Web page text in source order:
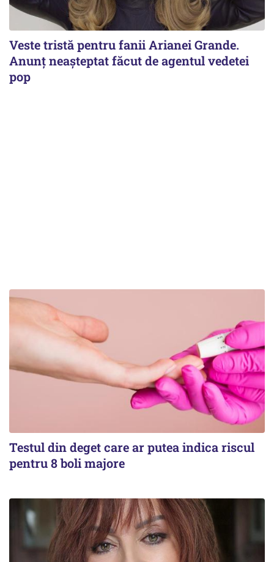
Veste tristă pentru fanii Arianei Grande.
Anunț neașteptat făcut de agentul vedetei
pop
Testul din deget care ar putea indica riscul
pentru 8 boli majore